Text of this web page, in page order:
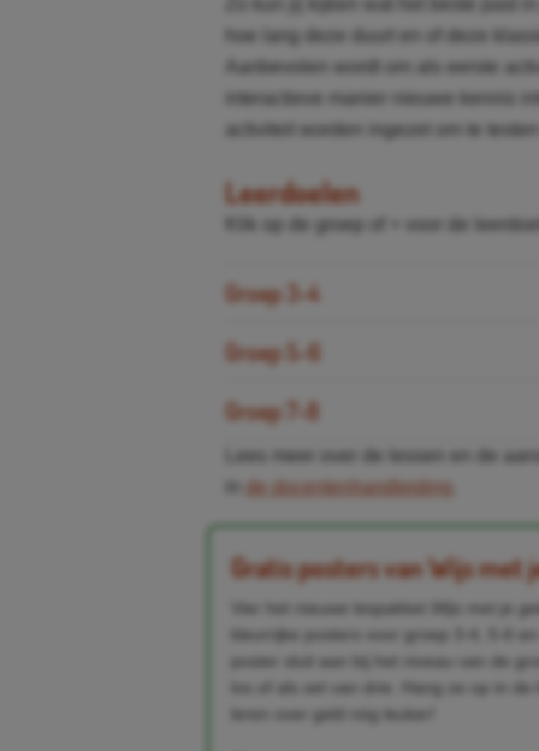
Zo kun jij kijken wat het beste past
hoe lang deze duurt en of deze
Aanbevolen wordt om als eerste
interactieve manier nieuwe kennis
activiteit worden ingezet om te
Leerdoelen
Klik op de groep of + voor de
Groep 3-4
Groep 5-6
Groep 7-8
Lees meer over de lessen en de
de docentenhandleiding
Gratis posters van Wijs met
Vier het nieuwe lespakket Wijs met je
kleurrijke posters voor groep 3-4, 5-6 en
poster sluit aan bij het niveau van de
los of als set van drie. Hang ze op in de
leren over geld nóg leuker!